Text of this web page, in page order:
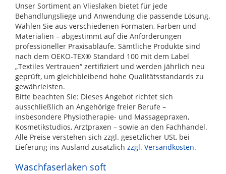
Unser Sortiment an Vlieslaken bietet für jede
Behandlungsliege und Anwendung die passende Lösung.
Wählen Sie aus verschiedenen Formaten, Farben und
Materialien – abgestimmt auf die Anforderungen
professioneller Praxisabläufe. Sämtliche Produkte sind
nach dem OEKO-TEX® Standard 100 mit dem Label
„Textiles Vertrauen“ zertifiziert und werden jährlich neu
geprüft, um gleichbleibend hohe Qualitätsstandards zu
gewährleisten.
Bitte beachten Sie: Dieses Angebot richtet sich
ausschließlich an Angehörige freier Berufe –
insbesondere Physiotherapie- und Massagepraxen,
Kosmetikstudios, Arztpraxen – sowie an den Fachhandel.
Alle Preise verstehen sich zzgl. gesetzlicher USt, bei
Lieferung ins Ausland zusätzlich zzgl. Versandkosten.
Waschfaserlaken soft